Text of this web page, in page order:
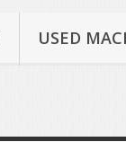
USED